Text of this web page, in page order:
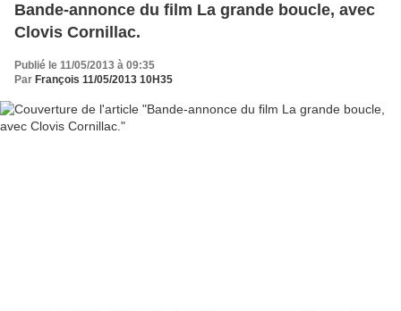
Bande-annonce du film La grande boucle, avec
Clovis Cornillac.
Publié le 11/05/2013 à 09:35
Par François 11/05/2013 10H35